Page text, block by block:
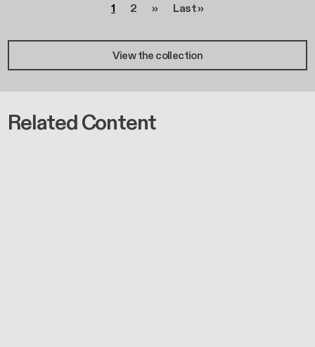
Seite
1 Seite
2 Nächste Seite
›› Letzte Seite
Last »
View the collection
Related Content